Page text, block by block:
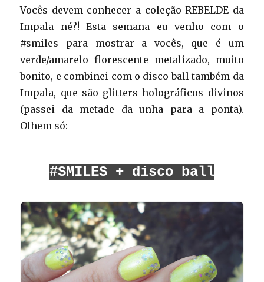
Vocês devem conhecer a coleção REBELDE da
Impala né?! Esta semana eu venho com o
#smiles para mostrar a vocês, que é um
verde/amarelo florescente metalizado, muito
bonito, e combinei com o disco ball também da
Impala, que são glitters holográficos divinos
(passei da metade da unha para a ponta).
Olhem só:
#SMILES + disco ball